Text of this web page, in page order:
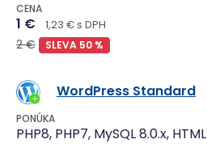
CENA
1 € 1,23 € s DPH
2 € SLEVA 50 %
WordPress Standard
PONÚKA
PHP8, PHP7, MySQL 8.0.x, HTML